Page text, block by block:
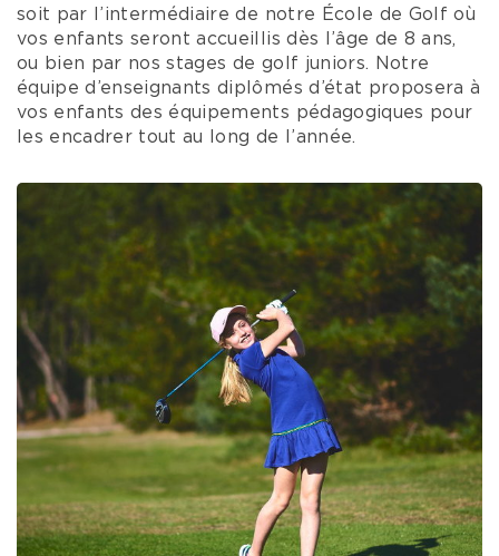
soit par l’intermédiaire de notre École de Golf où
vos enfants seront accueillis dès l’âge de 8 ans,
ou bien par nos stages de golf juniors. Notre
équipe d’enseignants diplômés d’état proposera à
vos enfants des équipements pédagogiques pour
les encadrer tout au long de l’année.